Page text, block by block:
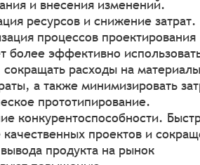
и внесения изменений.
ресурсов и снижение затрат.
процессов проектирования
более эффективно
расходы на
а также минимизировать
прототипирование.
конкурентоспособности.
качественных проектов и
продукта на рынок